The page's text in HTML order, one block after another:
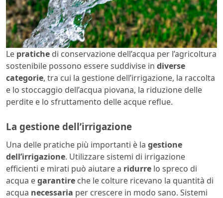
Le pratiche di conservazione dell’acqua per l’agricoltura
sostenibile possono essere suddivise in diverse
categorie, tra cui la gestione dell’irrigazione, la raccolta
e lo stoccaggio dell’acqua piovana, la riduzione delle
perdite e lo sfruttamento delle acque reflue.
La gestione dell’irrigazione
Una delle pratiche più importanti è la gestione
dell’irrigazione. Utilizzare sistemi di irrigazione
efficienti e mirati può aiutare a ridurre lo spreco di
acqua egarantire che le colture ricevano la quantità di
acqua necessaria per crescere in modo sano. Sistemi